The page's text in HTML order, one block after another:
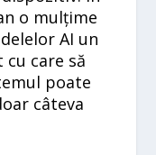
o mulțime
AI un
care să
poate
câteva